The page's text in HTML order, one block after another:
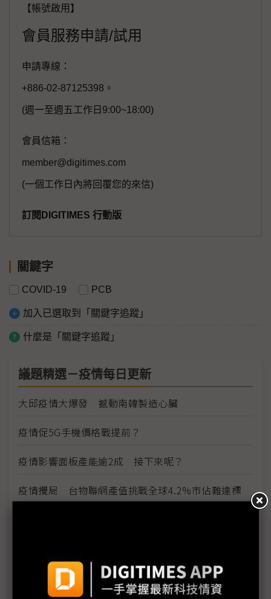
【帳號啟用】
會員服務申請/試用
申請專線：
+886-02-87125398。
(週一至週五工作日9:00~18:00)
會員信箱：
member@digitimes.com
(一個工作日內將回覆您的來信)
訂閱DIGITIMES 行動版
關鍵字
COVID-19 PCB
加入已選取到「關鍵字追蹤」
什麼是「關鍵字追蹤」
議題精選－疫情每日更新
大邱疫情大爆發 撼動南韓製造心臟
疫情促5G手機價格戰提前？
疫情影響面板產能逾2成 接下來呢？
疫情攪局 台物聯網產值挑戰全球4.2%市佔難達標
看好5G雲端商機 網通廠積極搶進網路運算市場